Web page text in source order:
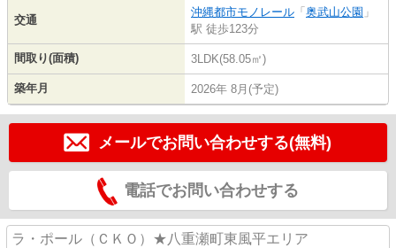
交通
沖縄都市モノレール 「 奥武山公園 」
駅 徒歩123分
間取り(面積) 3LDK(58.05㎡)
築年月 2026年 8月(予定)
メールでお問い合わせする(無料)
電話でお問い合わせする
ラ・ポール（ＣＫＯ）★八重瀬町東風平エリア